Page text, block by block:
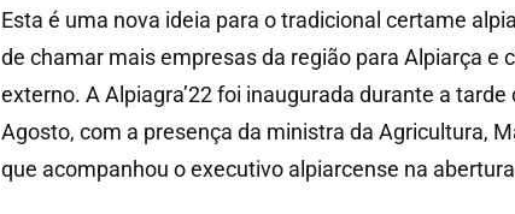
Esta é uma nova ideia para o tradicional certame
de chamar mais empresas da região para Alpiarça e
externo. A Alpiagra’22 foi inaugurada durante a tarde
Agosto, com a presença da ministra da Agricultura,
que acompanhou o executivo alpiarcense na